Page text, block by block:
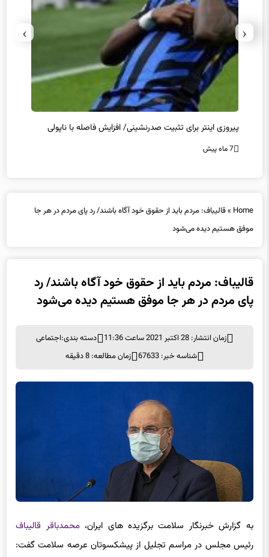
کامبک ناکام منچستریونایتد/ توقف سیتی و شکست چلسی
Home
»قالیباف: مردم باید از حقوق خود آگاه باشند/ رد پای مردم در هر جا
قالیباف: مردم باید از حقوق خود آگاه باشند/ رد
زمان انتشار: 28 اکتبر 2021 ساعت 11:36 دسته بندی:
به گزارش خبرنگار سلامت برگزیده های ایران،محمدباقر قالیباف